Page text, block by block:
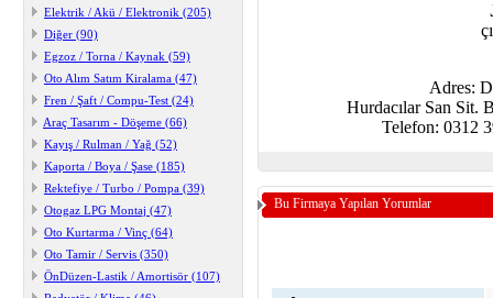
Elektrik / Akü / Elektronik (205)
Diğer (90)
Egzoz / Torna / Kaynak (59)
Oto Alım Satım Kiralama (47)
Fren / Şaft / Compu-Test (24)
Araç Tasarım - Döşeme (66)
Kayış / Rulman / Yağ (52)
Kaporta / Boya / Şase (185)
Rektefiye / Turbo / Pompa (39)
Otogaz LPG Montaj (47)
Oto Kurtarma / Vinç (64)
Oto Tamir / Servis (350)
ÖnDüzen-Lastik / Amortisör (107)
Adres:
Hurdacılar San
Telefon: 0312
Bu Firmaya Yapılan Yorumlar